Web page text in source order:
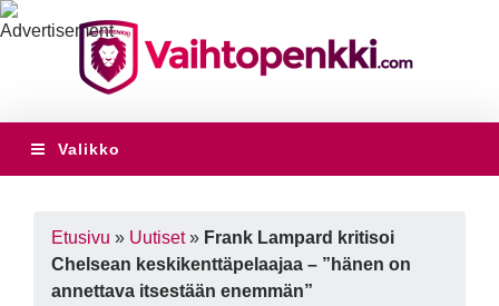
Valikko
Etusivu » Uutiset» Frank Lampard kritisoi
Chelsean keskikenttäpelaajaa – ”hänen on
annettava itsestään enemmän”